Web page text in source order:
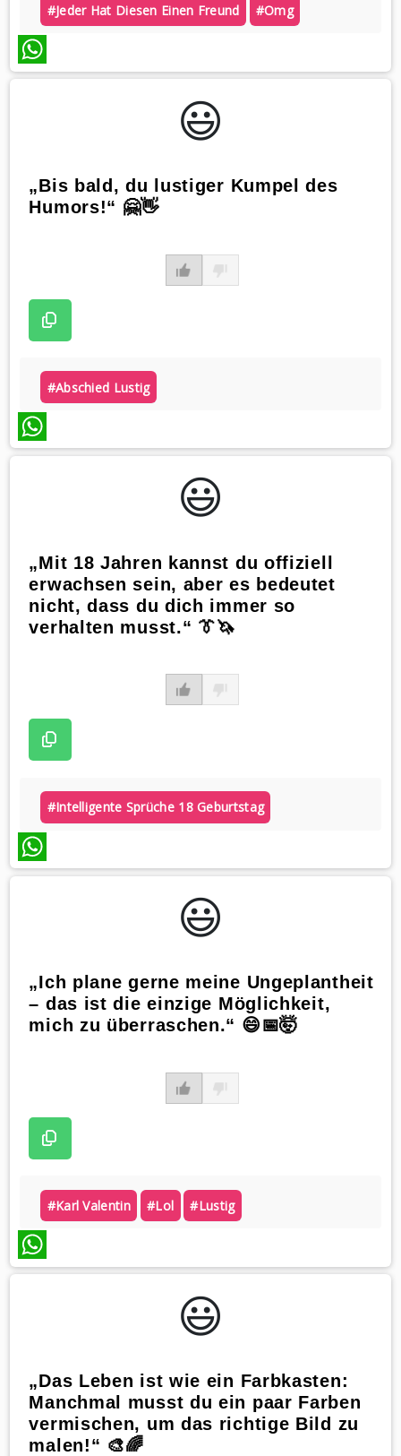
#jeder Hat Diesen Einen Freund #omg
WhatsApp
😃️
„Bis bald, du lustiger Kumpel des
Humors!“ 🤗👋
#abschied Lustig
WhatsApp
😃️
„Mit 18 Jahren kannst du offiziell
erwachsen sein, aber es bedeutet
nicht, dass du dich immer so
verhalten musst.“ 👔🦄
#intelligente Sprüche 18 Geburtstag
WhatsApp
😃️
„Ich plane gerne meine Ungeplantheit
– das ist die einzige Möglichkeit,
mich zu überraschen.“ 😄📅🤯
#karl Valentin #lol #lustig
WhatsApp
😃️
„Das Leben ist wie ein Farbkasten:
Manchmal musst du ein paar Farben
vermischen, um das richtige Bild zu
malen!“ 🎨🌈